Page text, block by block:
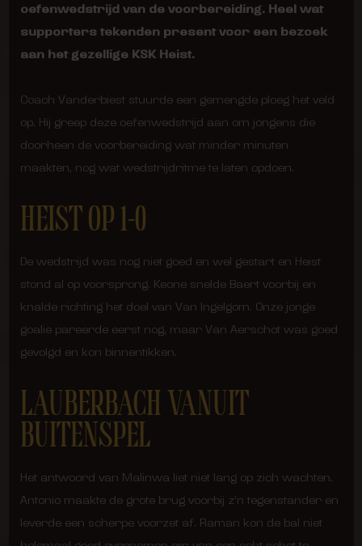
oefenwedstrijd van de voorbereiding. Heel wat
supporters tekenden present voor een bezoek
aan het gezellige KSK Heist.
Coach Vanderbiest stuurde een gemengde ploeg het veld
op. Hij greep deze oefenwedstrijd aan om jongens die
doorheen de voorbereiding wat minder minuten
maakten, nog wat wedstrijdritme te laten opdoen.
HEIST OP 1-0
De wedstrijd was nog niet goed en wel gestart en Heist
stond al op voorsprong. Keone snelde Baert voorbij en
knalde richting het doel van Van Ingelgom. Onze jonge
goalie pareerde eerst nog, maar Van Aerschot was goed
gevolgd en kon binnentikken.
LAUBERBACH VANUIT
BUITENSPEL
Het antwoord van Malinwa liet niet lang op zich wachten.
Antonio maakte de grote brug voorbij z’n tegenstander en
leverde een scherpe voorzet af. Raman kon de bal niet